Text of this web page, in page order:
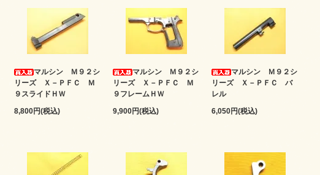
マルシン Ｍ９２シ
リーズ Ｘ－ＰＦＣ Ｍ
９スライドＨＷ
8,800円(税込)
マルシン Ｍ９２シ
リーズ Ｘ－ＰＦＣ Ｍ
９フレームＨＷ
9,900円(税込)
マルシン Ｍ９２シ
リーズ Ｘ－ＰＦＣ バ
レル
6,050円(税込)